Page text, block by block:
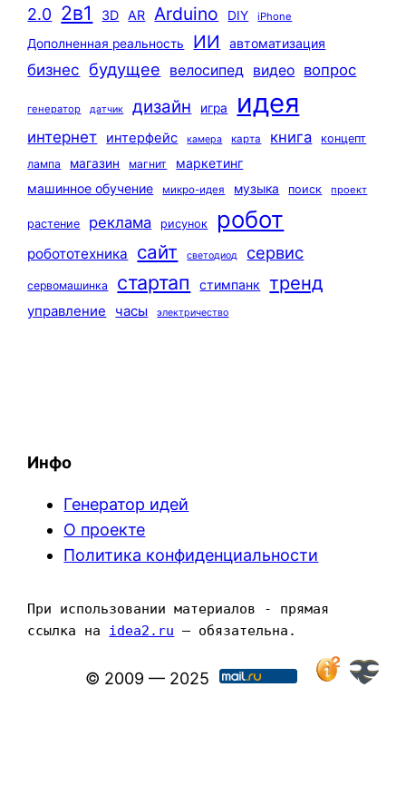
2.0 2в1 3D AR Arduino DIY iPhone
Дополненная реальность ИИ автоматизация
бизнес будущее велосипед видео вопрос
генератор датчик дизайн игра идея
интернет интерфейс камера карта книга
концепт
лампа
магазин магнит
маркетинг
машинное обучение
микро-идея музыка поиск проект
растение реклама рисунок робот
робототехника сайт светодиод сервис
сервомашинка стартап стимпанк тренд
управление часы электричество
Инфо
Генератор идей
О проекте
Политика конфиденциальности
При использовании материалов - прямая
ссылка на idea2.ru — обязательна.
© 2009 — 2025